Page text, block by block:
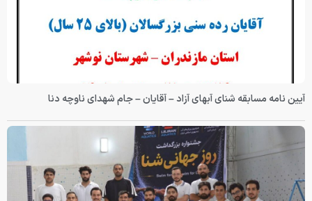
آیین نامه مسابقه شنای آبهای آزاد – آقایان – جام شهدای ناوچه دنا